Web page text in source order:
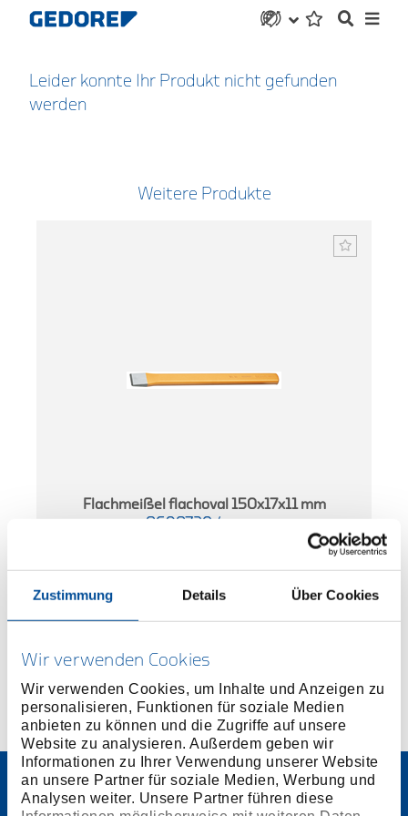
Zustimmung Details Über Cookies
Wir verwenden Cookies
Wir verwenden Cookies, um Inhalte und Anzeigen zu
personalisieren, Funktionen für soziale Medien
anbieten zu können und die Zugriffe auf unsere
Website zu analysieren. Außerdem geben wir
Informationen zu Ihrer Verwendung unserer Website
an unsere Partner für soziale Medien, Werbung und
Analysen weiter. Unsere Partner führen diese
Leider konnte Ihr Produkt nicht gefunden
werden
Weitere Produkte
Flachmeißel flachoval 150x17x11 mm
8698720/